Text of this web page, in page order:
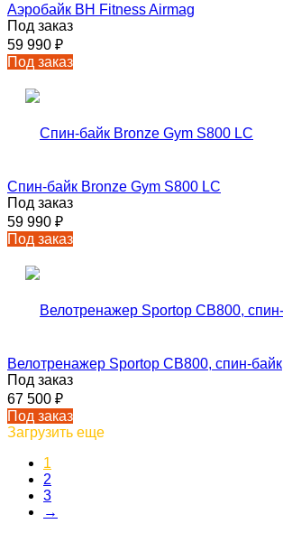
Аэробайк BH Fitness Airmag
Под заказ
59 990 ₽
Под заказ
Спин-байк Bronze Gym S800 LC
Под заказ
59 990 ₽
Под заказ
Велотренажер Sportop CB800, спин-байк
Под заказ
67 500 ₽
Под заказ
Загрузить еще
1
2
3
→